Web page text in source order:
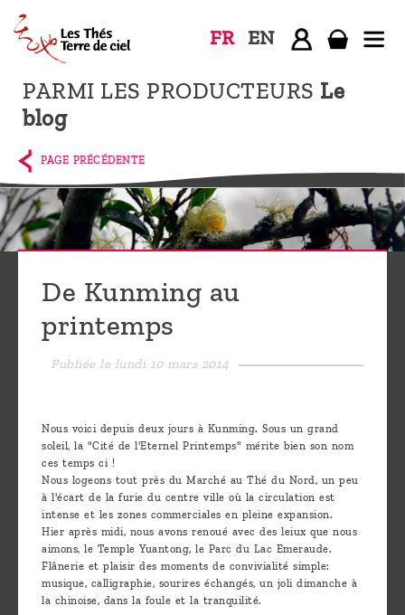
PARMI LES PRODUCTEURS Le
blog
FR EN
Accueil
La
boutique
Terre de
Ciel
Parmi les
le blog
sommes-
Découvrir
le thé
Pu'Erh
Comment
infuser
votre thé
PAGE PRÉCÉDENTE
De Kunming au
printemps
Publiée le lundi 10 mars 2014
Nous voici depuis deux jours à Kunming. Sous un grand
soleil, la "Cité de l'Eternel Printemps" mérite bien son nom
ces temps ci !
Nous logeons tout près du Marché au Thé du Nord, un peu
à l'écart de la furie du centre ville où la circulation est
intense et les zones commerciales en pleine expansion.
Hier après midi, nous avons renoué avec des leiux que nous
aimons, le Temple Yuantong, le Parc du Lac Emeraude.
Flânerie et plaisir des moments de convivialité simple:
musique, calligraphie, sourires échangés, un joli dimanche à
la chinoise, dans la foule et la tranquilité.